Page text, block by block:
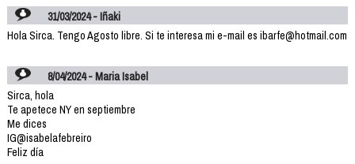
31/03/2024 - Iñaki
Hola Sirca. Tengo Agosto libre. Si te interesa mi e-mail es ibarfe@hotmail.com
8/04/2024 - Maria Isabel
Sirca, hola
Te apetece NY en septiembre
Me dices
IG@isabelafebreiro
Feliz día